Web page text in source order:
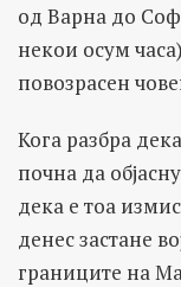
од Варна до
некои осум
повозрасен
Кога разбра
почна да
дека е тоа
денес застане
границите на